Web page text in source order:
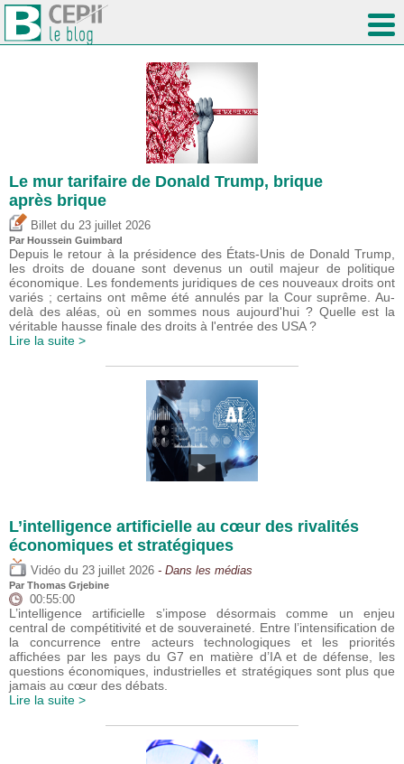
Le mur tarifaire de Donald Trump, brique
après brique
Billet du 23 juillet 2026
Par Houssein Guimbard
Depuis le retour à la présidence des États-Unis de Donald Trump,
les droits de douane sont devenus un outil majeur de politique
économique. Les fondements juridiques de ces nouveaux droits ont
variés ; certains ont même été annulés par la Cour suprême. Au-
delà des aléas, où en sommes nous aujourd'hui ? Quelle est la
véritable hausse finale des droits à l'entrée des USA ?
Lire la suite >
L’intelligence artificielle au cœur des rivalités
économiques et stratégiques
Vidéo du 23 juillet 2026 - Dans les médias
Par Thomas Grjebine
00:55:00
L’intelligence artificielle s’impose désormais comme un enjeu
central de compétitivité et de souveraineté. Entre l’intensification de
la concurrence entre acteurs technologiques et les priorités
affichées par les pays du G7 en matière d’IA et de défense, les
questions économiques, industrielles et stratégiques sont plus que
jamais au cœur des débats.
Lire la suite >